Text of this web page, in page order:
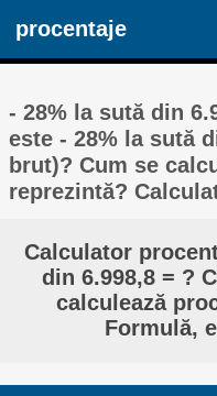
procentaje
- 28% la sută din
este - 28% la sută
brut)? Cum se
reprezintă?
Calculator
din 6.998,8 = ?
calculează
Formulă,